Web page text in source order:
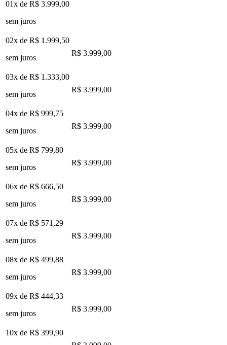
01x de R$ 3.999,00
sem juros
02x de R$ 1.999,50
sem juros
R$ 3.999,00
03x de R$ 1.333,00
sem juros
R$ 3.999,00
04x de R$ 999,75
sem juros
R$ 3.999,00
05x de R$ 799,80
sem juros
R$ 3.999,00
06x de R$ 666,50
sem juros
R$ 3.999,00
07x de R$ 571,29
sem juros
R$ 3.999,00
08x de R$ 499,88
sem juros
R$ 3.999,00
09x de R$ 444,33
sem juros
R$ 3.999,00
10x de R$ 399,90